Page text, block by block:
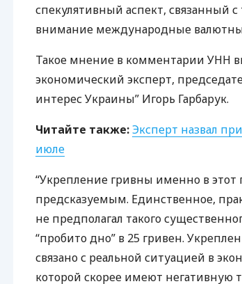
спекулятивный аспект, связанный
внимание международные
Такое мнение в комментарии УНН
экономический эксперт,
интерес Украины” Игорь Гарбарук.
Читайте также:Эксперт назвал
июле
“Укрепление гривны именно в
предсказуемым. Единственное,
не предполагал такого
“пробито дно” в 25 гривен.
связано с реальной ситуацией в
которой скорее имеют негативную